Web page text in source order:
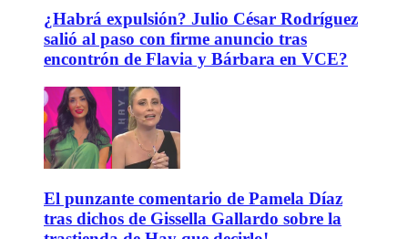
¿Habrá expulsión? Julio César Rodríguez
salió al paso con firme anuncio tras
encontrón de Flavia y Bárbara en VCE?
El punzante comentario de Pamela Díaz
tras dichos de Gissella Gallardo sobre la